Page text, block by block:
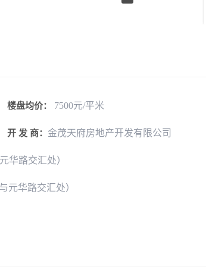
楼盘均价： 7500元/平米
开 发 商： 金茂天府房地产开发有限公司
华路交汇处）
元华路交汇处）